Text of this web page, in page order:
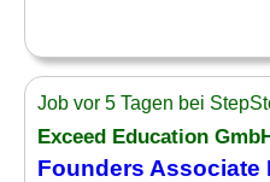
Job vor 5 Tagen bei
Exceed Education
Founders Associate